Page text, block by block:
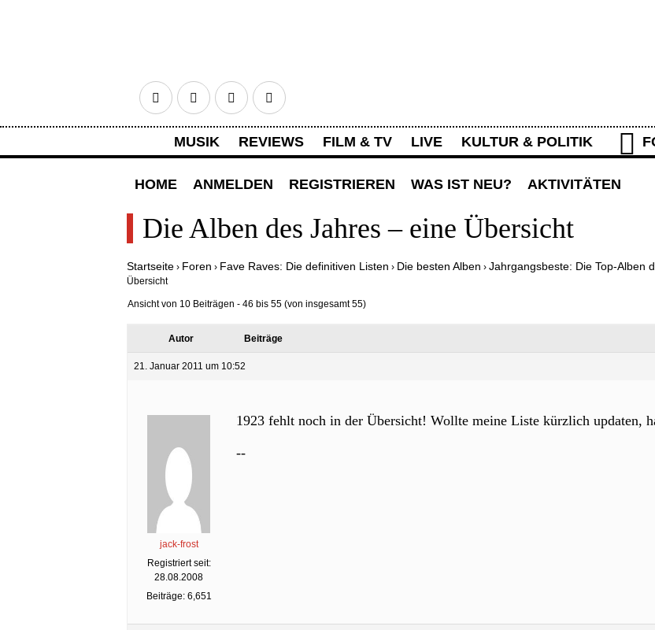
FacebookTwitter Google+RSS
MUSIK REVIEWS FILM & TV LIVE KULTUR & POLITIK
HOME ANMELDEN REGISTRIEREN WAS IST NEU? AKTIVITÄTEN
Die Alben des Jahres – eine Übersicht
Startseite › Foren › Fave Raves: Die definitiven Listen › Die besten Alben › Jahrgangsbeste: Die Top-Alben
Übersicht
Ansicht von 10 Beiträgen - 46 bis 55 (von insgesamt 55)
Autor Beiträge
21. Januar 2011 um 10:52
jack-frost
Registriert seit:
28.08.2008
Beiträge: 6,651
1923 fehlt noch in der Übersicht! Wollte meine Liste kürzlich updaten,
--